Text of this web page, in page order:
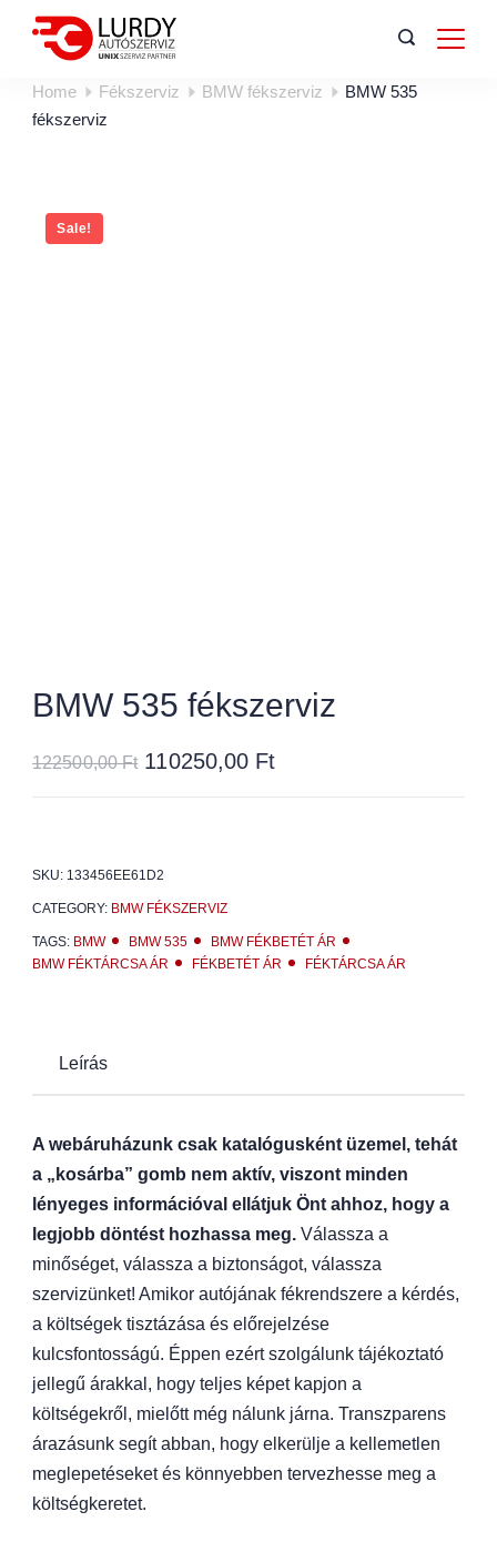
Home Fékszerviz BMW fékszerviz
BMW 535
fékszerviz
Sale!
BMW 535 fékszerviz
122500,00Ft 110250,00 Ft
SKU: 133456EE61D2
CATEGORY: BMW FÉKSZERVIZ
TAGS: BMW BMW 535
BMW FÉKBETÉT ÁR
BMW FÉKTÁRCSA ÁR
FÉKBETÉT ÁR FÉKTÁRCSA ÁR
Leírás
A webáruházunk csak katalógusként üzemel, tehát
a „kosárba” gomb nem aktív, viszont minden
lényeges információval ellátjuk Önt ahhoz, hogy a
legjobb döntést hozhassa meg. Válassza a
minőséget, válassza a biztonságot, válassza
szervizünket! Amikor autójának fékrendszere a kérdés,
a költségek tisztázása és előrejelzése
kulcsfontosságú. Éppen ezért szolgálunk tájékoztató
jellegű árakkal, hogy teljes képet kapjon a
költségekről, mielőtt még nálunk járna. Transzparens
árazásunk segít abban, hogy elkerülje a kellemetlen
meglepetéseket és könnyebben tervezhesse meg a
költségkeretet.